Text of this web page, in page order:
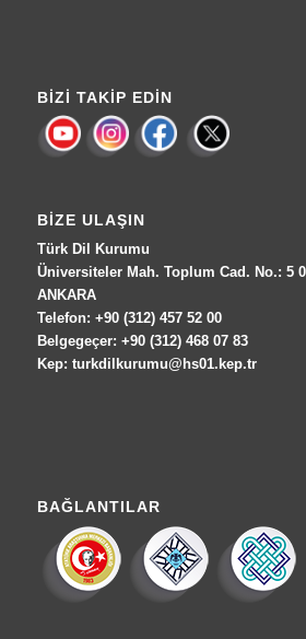
BIZI TAKIP EDIN
BIZE ULAŞIN
Türk Dil Kurumu
Üniversiteler Mah. Toplum Cad. No.: 5
ANKARA
Telefon: +90 (312) 457 52 00
Belgegeçer: +90 (312) 468 07 83
Kep: turkdilkurumu@hs01.kep.tr
BAĞLANTILAR